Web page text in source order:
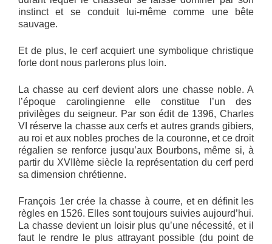
instinct et se conduit lui-même comme une bête
sauvage.
Et de plus, le cerf acquiert une symbolique christique
forte dont nous parlerons plus loin.
La chasse au cerf devient alors une chasse noble. A
l’époque carolingienne elle constitue l’un des
privilèges du seigneur. Par son édit de 1396, Charles
VI réserve la chasse aux cerfs et autres grands gibiers,
au roi et aux nobles proches de la couronne, et ce droit
régalien se renforce jusqu’aux Bourbons, même si, à
partir du XVIIème siècle la représentation du cerf perd
sa dimension chrétienne.
François 1er crée la chasse à courre, et en définit les
règles en 1526. Elles sont toujours suivies aujourd’hui.
La chasse devient un loisir plus qu’une nécessité, et il
faut le rendre le plus attrayant possible (du point de